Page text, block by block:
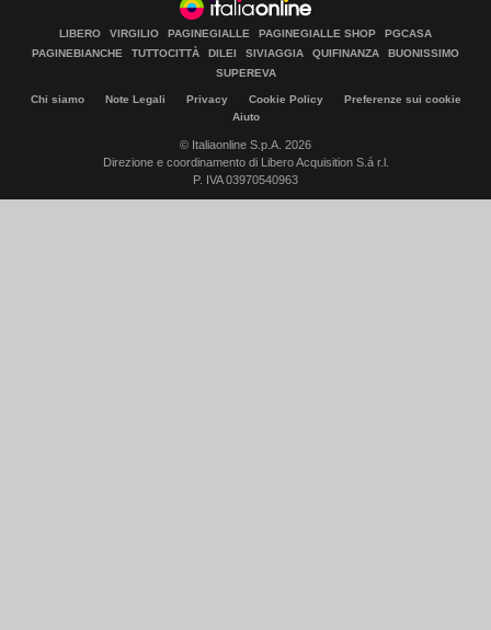
LIBERO VIRGILIO PAGINEGIALLE PAGINEGIALLE SHOP
PGCASA
PAGINEBIANCHE
TUTTOCITTÀ DILEI SIVIAGGIA QUIFINANZA
BUONISSIMO
SUPEREVA
Chi siamo Note Legali Privacy Cookie Policy
Preferenze sui cookie
Aiuto
© Italiaonline S.p.A. 2026
Direzione e coordinamento di Libero Acquisition S.á r.l.
P. IVA 03970540963